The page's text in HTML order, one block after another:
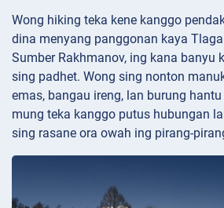
Wong hiking teka kene kanggo
dina menyang panggonan kaya
Sumber Rakhmanov, ing kana banyu
sing padhet. Wong sing nonton
emas, bangau ireng, lan burung
mung teka kanggo putus hubungan
sing rasane ora owah ing pirang-